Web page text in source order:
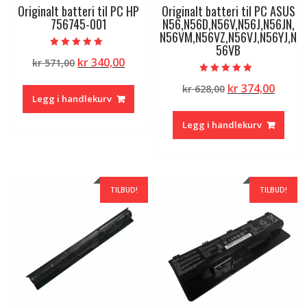
Originalt batteri til PC HP
756745-001
5.00
av 5
kr571,00 Opprinnelig
var:
kr 571,00.
kr340,00Nåværende
kr 340,00.
Legg i handlekurv
Originalt batteri til PC ASUS
N56,N56D,N56V,N56J,N56JN,
N56VM,N56VZ,N56VJ,N56YJ,N
56VB
4.50
av 5
kr628,00 Opprinnelig
var:
kr 628,00.
kr374,00
kr
Legg i handlekurv
TILBUD! TILBUD!